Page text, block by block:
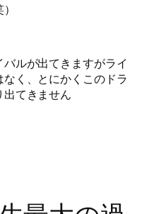
ルが出てきますがライ
く、とにかくこのドラ
てきません